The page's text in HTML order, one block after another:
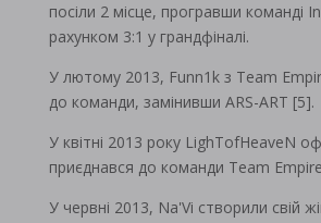
посіли 2 місце, програвши команді
рахунком 3:1 у грандфіналі.
У лютому 2013, Funn1k з Team
до команди, замінивши ARS-ART [5].
У квітні 2013 року LighTofHeaveN
приєднався до команди Team
У червні 2013, Na'Vi створили свій